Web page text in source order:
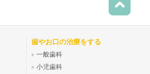
歯やお口の治療をする
一般歯科
小児歯科